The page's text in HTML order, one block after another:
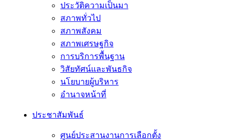
ประวัติความเป็นมา
สภาพทั่วไป
สภาพสังคม
สภาพเศรษฐกิจ
การบริการพื้นฐาน
วิสัยทัศน์และพันธกิจ
นโยบายผู้บริหาร
อํานาจหน้าที่
ประชาสัมพันธ์
ศูนย์ประสานงานการเลือกตั้ง